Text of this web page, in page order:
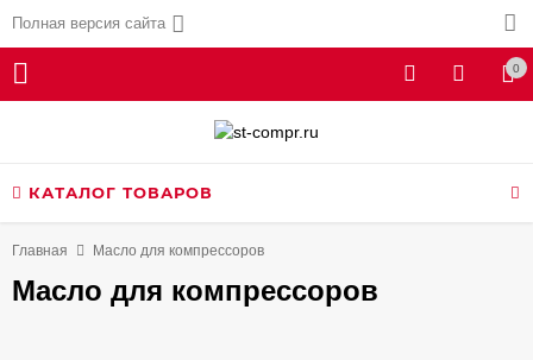
Полная версия сайта
0
КАТАЛОГ ТОВАРОВ
Главная Масло для компрессоров
Масло для компрессоров